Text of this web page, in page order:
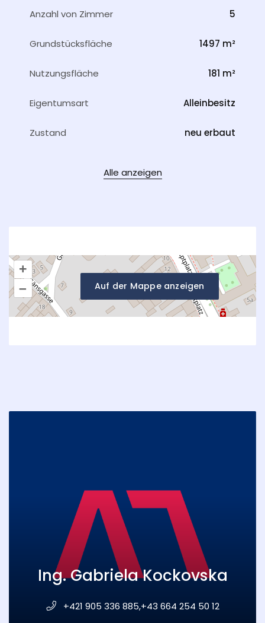
Anzahl von Zimmer 5
Grundstücksfläche 1497 m²
Nutzungsfläche 181 m²
Eigentumsart Alleinbesitz
Zustand neu erbaut
Alle anzeigen
Auf der Mappe anzeigen
+
–
Ing. Gabriela Kockovska
+421 905 336 885,+43 664 254 50 12